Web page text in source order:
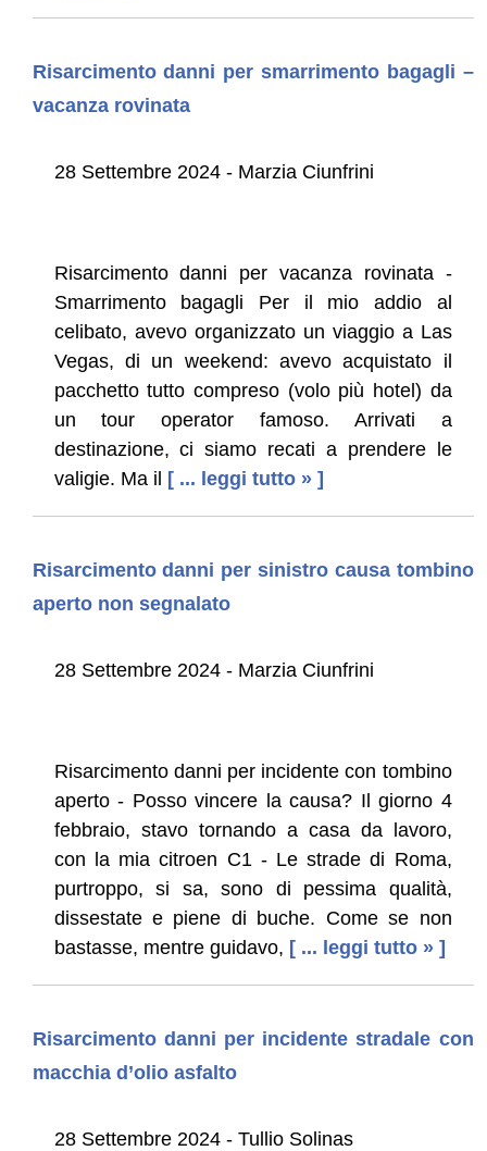
Risarcimento danni per smarrimento bagagli –
vacanza rovinata
28 Settembre 2024 - Marzia Ciunfrini
Risarcimento danni per vacanza rovinata -
Smarrimento bagagli Per il mio addio al
celibato, avevo organizzato un viaggio a Las
Vegas, di un weekend: avevo acquistato il
pacchetto tutto compreso (volo più hotel) da
un tour operator famoso. Arrivati a
destinazione, ci siamo recati a prendere le
valigie. Ma il [ ... leggi tutto » ]
Risarcimento danni per sinistro causa tombino
aperto non segnalato
28 Settembre 2024 - Marzia Ciunfrini
Risarcimento danni per incidente con tombino
aperto - Posso vincere la causa? Il giorno 4
febbraio, stavo tornando a casa da lavoro,
con la mia citroen C1 - Le strade di Roma,
purtroppo, si sa, sono di pessima qualità,
dissestate e piene di buche. Come se non
bastasse, mentre guidavo, [ ... leggi tutto » ]
Risarcimento danni per incidente stradale con
macchia d’olio asfalto
28 Settembre 2024 - Tullio Solinas